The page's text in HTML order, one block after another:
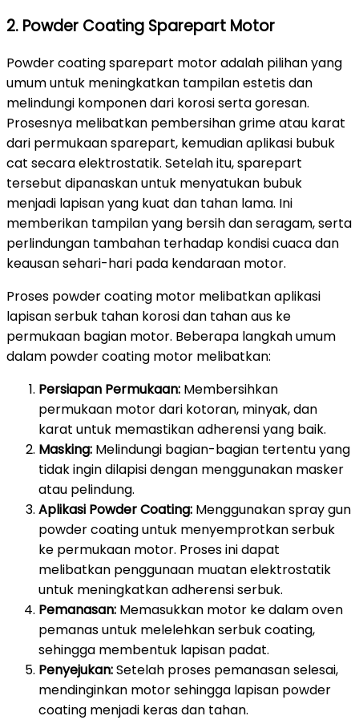
2. Powder Coating Sparepart Motor
Powder coating sparepart motor adalah pilihan yang
umum untuk meningkatkan tampilan estetis dan
melindungi komponen dari korosi serta goresan.
Prosesnya melibatkan pembersihan grime atau karat
dari permukaan sparepart, kemudian aplikasi bubuk
cat secara elektrostatik. Setelah itu, sparepart
tersebut dipanaskan untuk menyatukan bubuk
menjadi lapisan yang kuat dan tahan lama. Ini
memberikan tampilan yang bersih dan seragam, serta
perlindungan tambahan terhadap kondisi cuaca dan
keausan sehari-hari pada kendaraan motor.
Proses powder coating motor melibatkan aplikasi
lapisan serbuk tahan korosi dan tahan aus ke
permukaan bagian motor. Beberapa langkah umum
dalam powder coating motor melibatkan:
Persiapan Permukaan: Membersihkan
permukaan motor dari kotoran, minyak, dan
karat untuk memastikan adherensi yang baik.
Masking: Melindungi bagian-bagian tertentu yang
tidak ingin dilapisi dengan menggunakan masker
atau pelindung.
Aplikasi Powder Coating: Menggunakan spray gun
powder coating untuk menyemprotkan serbuk
ke permukaan motor. Proses ini dapat
melibatkan penggunaan muatan elektrostatik
untuk meningkatkan adherensi serbuk.
Pemanasan: Memasukkan motor ke dalam oven
pemanas untuk melelehkan serbuk coating,
sehingga membentuk lapisan padat.
Penyejukan:Setelah proses pemanasan selesai,
mendinginkan motor sehingga lapisan powder
coating menjadi keras dan tahan.